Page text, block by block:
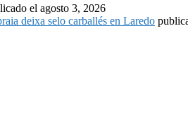
el agosto 3, 2026
deixa selo carballés en Laredo